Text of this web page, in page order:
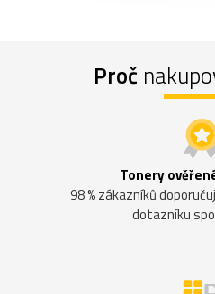
Proč
Tonery
98 % zákazníků
dotazníku